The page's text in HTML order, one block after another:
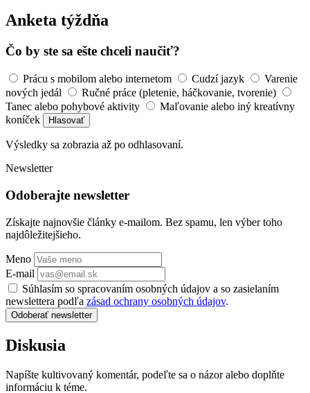
Anketa týždňa
Čo by ste sa ešte chceli naučiť?
Prácu s mobilom alebo internetom Cudzí jazyk
Varenie
nových jedál
Ručné práce (pletenie, háčkovanie, tvorenie)
Tanec alebo pohybové aktivity
Maľovanie alebo iný kreatívny
koníček
Hlasovať
Výsledky sa zobrazia až po odhlasovaní.
Newsletter
Odoberajte newsletter
Získajte najnovšie články e-mailom. Bez spamu, len výber toho
najdôležitejšieho.
Meno
E-mail
Súhlasím so spracovaním osobných údajov a so zasielaním
newslettera podľa zásad ochrany osobných údajov.
Odoberať newsletter
Diskusia
Napíšte kultivovaný komentár, podeľte sa o názor alebo doplňte
informáciu k téme.